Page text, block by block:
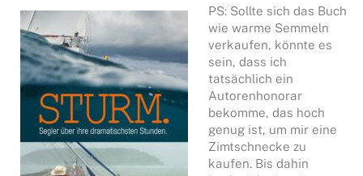
PS: Sollte sich das Buch
wie warme Semmeln
verkaufen, könnte es
sein, dass ich
tatsächlich ein
Autorenhonorar
bekomme, das hoch
genug ist, um mir eine
Zimtschnecke zu
kaufen. Bis dahin